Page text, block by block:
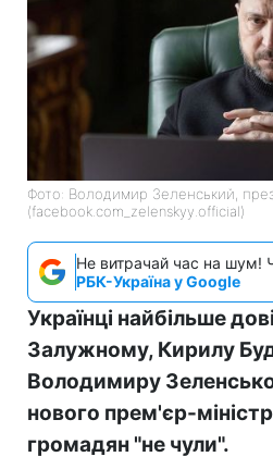
Фото: Володимир Зеленський,
(facebook.com_zelenskyy.official)
Не витрачай час на шум!
РБК-Україна у Google
Українці найбільше
Залужному, Кирилу
Володимиру
нового прем'єр-
громадян "не чули".